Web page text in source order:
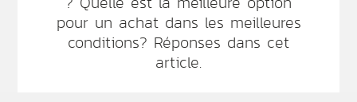
pour un achat dans les meilleures
conditions? Réponses dans cet
article.